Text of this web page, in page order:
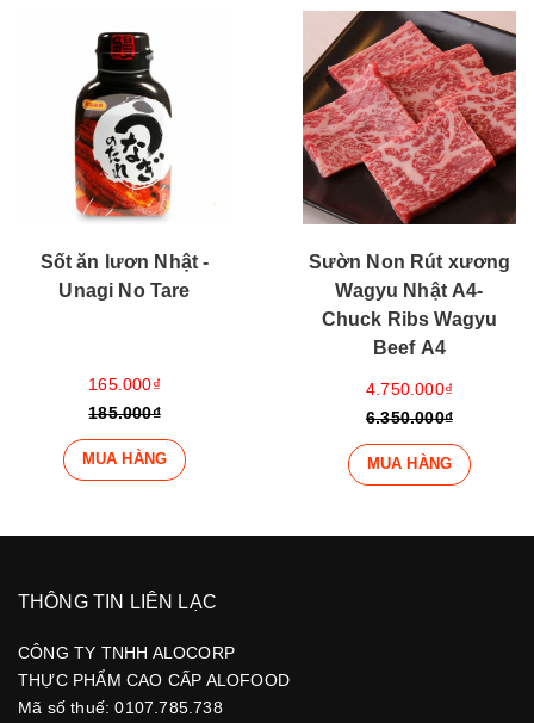
Sốt ăn lươn Nhật -
Unagi No Tare
165.000₫
185.000₫
MUA HÀNG
Sườn Non Rút xương
Wagyu Nhật A4-
Chuck Ribs Wagyu
Beef A4
4.750.000₫
6.350.000₫
MUA HÀNG
THÔNG TIN LIÊN LẠC
CÔNG TY TNHH ALOCORP
THỰC PHẨM CAO CẤP ALOFOOD
Mã số thuế: 0107.785.738